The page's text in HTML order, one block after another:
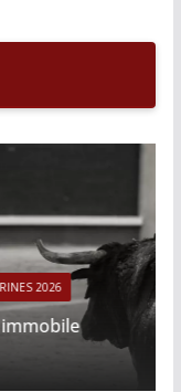
2026